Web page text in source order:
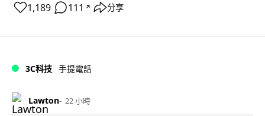
1,189 111 ↗ 分享
3C科技 手提電話
Lawton 22 小時